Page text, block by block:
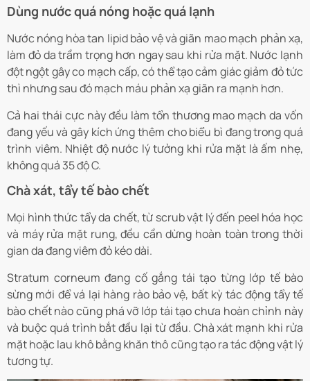
Dùng nước quá nóng hoặc quá lạnh
Nước nóng hòa tan lipid bảo vệ và giãn mao mạch phản xạ,
làm đỏ da trầm trọng hơn ngay sau khi rửa mặt. Nước lạnh
đột ngột gây co mạch cấp, có thể tạo cảm giác giảm đỏ tức
thì nhưng sau đó mạch máu phản xạ giãn ra mạnh hơn.
Cả hai thái cực này đều làm tổn thương mao mạch da vốn
đang yếu và gây kích ứng thêm cho biểu bì đang trong quá
trình viêm. Nhiệt độ nước lý tưởng khi rửa mặt là ấm nhẹ,
không quá 35 độ C.
Chà xát, tẩy tế bào chết
Mọi hình thức tẩy da chết, từ scrub vật lý đến peel hóa học
và máy rửa mặt rung, đều cần dừng hoàn toàn trong thời
gian da đang viêm đỏ kéo dài.
Stratum corneum đang cố gắng tái tạo từng lớp tế bào
sừng mới để vá lại hàng rào bảo vệ, bất kỳ tác động tẩy tế
bào chết nào cũng phá vỡ lớp tái tạo chưa hoàn chỉnh này
và buộc quá trình bắt đầu lại từ đầu. Chà xát mạnh khi rửa
mặt hoặc lau khô bằng khăn thô cũng tạo ra tác động vật lý
tương tự.